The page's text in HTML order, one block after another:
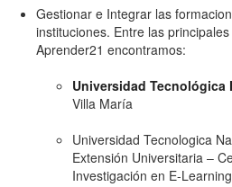
Gestionar e Integrar las
instituciones. Entre las
Aprender21 encontramos:
Universidad Tecnológica
Villa María
Universidad Tecnologica
Extensión Universitaria –
Investigación en E-Learning